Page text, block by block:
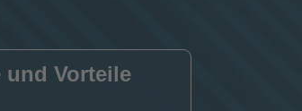
und Vorteile